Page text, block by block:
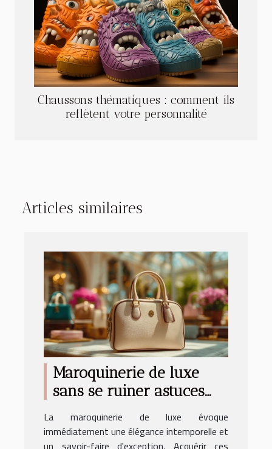
Chaussons thématiques : comment ils
reflètent votre personnalité
Articles similaires
Maroquinerie de luxe
sans se ruiner astuces
pour dénicher les
meilleurs deals
La maroquinerie de luxe évoque
immédiatement une élégance intemporelle et
un savoir-faire d'exception. Acquérir ces